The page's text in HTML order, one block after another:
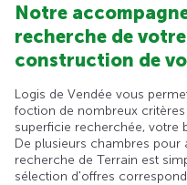
Notre
recherche de
construction de
Logis de Vendée vous
foction de nombreux
superficie recherchée, votre
De plusieurs chambres pour
recherche de Terrain est
sélection d'offres